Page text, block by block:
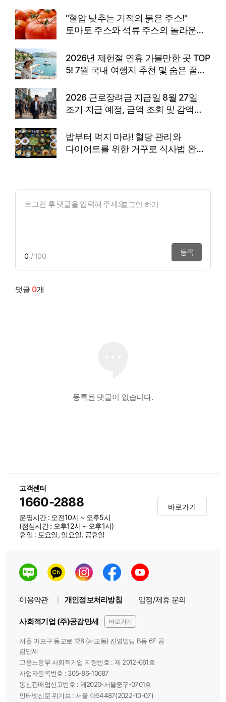
"혈압 낮추는 기적의 붉은 주스!"
토마토 주스와 석류 주스의 놀라운
2026년 제헌절 연휴 가볼만한 곳 TOP
5! 7월 국내 여행지 추천 및 숨은 꿀팁
2026 근로장려금 지급일 8월 27일
조기 지급 예정, 금액 조회 및 감액
밥부터 먹지 마라! 혈당 관리와
다이어트를 위한 거꾸로 식사법 완벽
로그인 하기
0 / 100 등록
댓글0개
등록된 댓글이 없습니다.
고객센터
1660-2888
운영시간 : 오전10시 ~ 오후5시
(점심시간 : 오후12시 ~ 오후1시)
휴일 : 토요일, 일요일, 공휴일
바로가기
이용약관 개인정보처리방침 입점/제휴 문의
사회적기업 (주)공감만세 바로가기
서울 마포구 동교로 128 (서교동) 진영빌딩 B동 6F 공
감만세
고용노동부 사회적기업 지정번호 : 제 2012-061호
사업자등록번호 : 305-86-10687
통신판매업신고번호 : 제2020-서울중구-0701호
인터넷신문 위기브 : 서울 아54487(2022-10-07)